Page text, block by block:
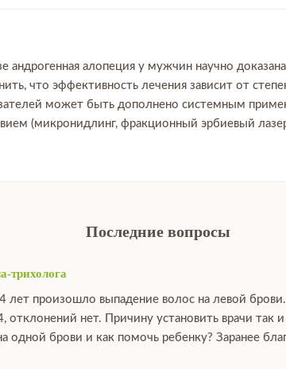
андрогенная алопеция у мужчин научно
что эффективность лечения зависит от
может быть дополнено системным
(микронидлинг, фракционный эрбиевый
Последние вопросы
трихолога
лет произошло выпадение волос на левой
отклонений нет. Причину установить врачи
одной брови и как помочь ребенку? Заранее